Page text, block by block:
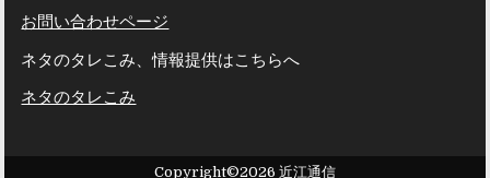
お問い合わせページ
ネタのタレこみ、情報提供はこちらへ
ネタのタレこみ
Copyright©2026 近江通信